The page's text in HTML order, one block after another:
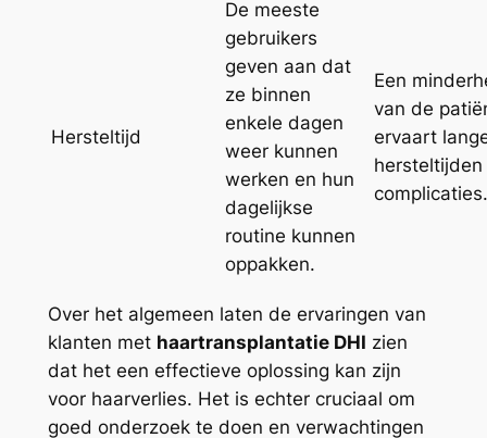
Hersteltijd
De meeste
gebruikers
geven aan dat
ze binnen
enkele dagen
weer kunnen
werken en hun
dagelijkse
routine kunnen
oppakken.
Een
van de
ervaart
complicaties.
Over het algemeen laten de ervaringen van
klanten met haartransplantatie DHI zien
dat het een effectieve oplossing kan zijn
voor haarverlies. Het is echter cruciaal om
goed onderzoek te doen en verwachtingen